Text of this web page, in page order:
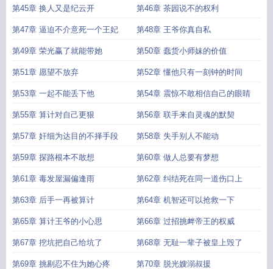
复容貌医妃独步天下笔趣阁 医妃独步天下纪云开 免费医妃独步天下贴吧
第45章 换人又是纪云开 第46章 茶园说不的权利
第47章 逼迫不介意死一个王妃 第48章 王爷你真自私
第49章 荣光赢了就能带她 第50章 蠢货小师妹的价值
第51章 愿望不放弃 第52章 懂他只有一刻钟的时间
第53章 一起不能丢下他 第54章 震惊不敢相信自己的眼睛
第55章 算计对自己更狠 第56章 联手来自灵魂的默契
第57章 奸细为达目的不择手段 第58章 失手别人不能动
第59章 探路根本不敢想 第60章 做人总要有梦想
第61章 毒发屋漏偏逢雨 第62章 纠结死在同一道伤口上
第63章 后手一再被算计 第64章 机智还可以抢救一下
第65章 算计王爷的小心思 第66章 过招挑衅帝王的权威
第67章 挖坑把自己给坑了 第68章 无耻一辈子被皇上毁了
第69章 挑剔忍不住为她心疼 第70章 脱光嫂溺叔援